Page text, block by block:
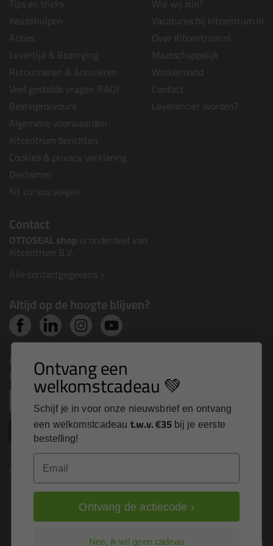
Tips en tricks
Keuzehulpen
Acties
Levertijd & Bezorging
Retourneren & Annuleren
Veel gestelde vragen (FAQ)
Bestelprocedure
Algemene voorwaarden
Kitcentrum berichten
Cookies & privacy verklaring
Disclaimer
Kit cursus volgen
Wie wij zijn?
Vacatures bij kitcentrum.nl
Over Kitcentrum.nl
Maatschappelijk
Winkelmand
Contact
Leverancier worden?
Contact
OTTOSEAL shop is onderdeel van
Kitcentrum B.V.
Alle contactgegevens >
Altijd op de hoogte blijven?
Nieuws, tips en exclusieve deals rechtstreeks in je
inbox
Inschrijven
Kitcentrum is trots op:
Ontvang een
welkomstcadeau 💚
Schijf je in voor onze nieuwsbrief en ontvang
een welkomstcadeau t.w.v. €35 bij je eerste
bestelling!
Email
Ontvang de actiecode ›
Nee, ik wil geen cadeau